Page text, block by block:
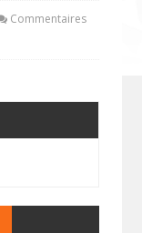
Commentaires